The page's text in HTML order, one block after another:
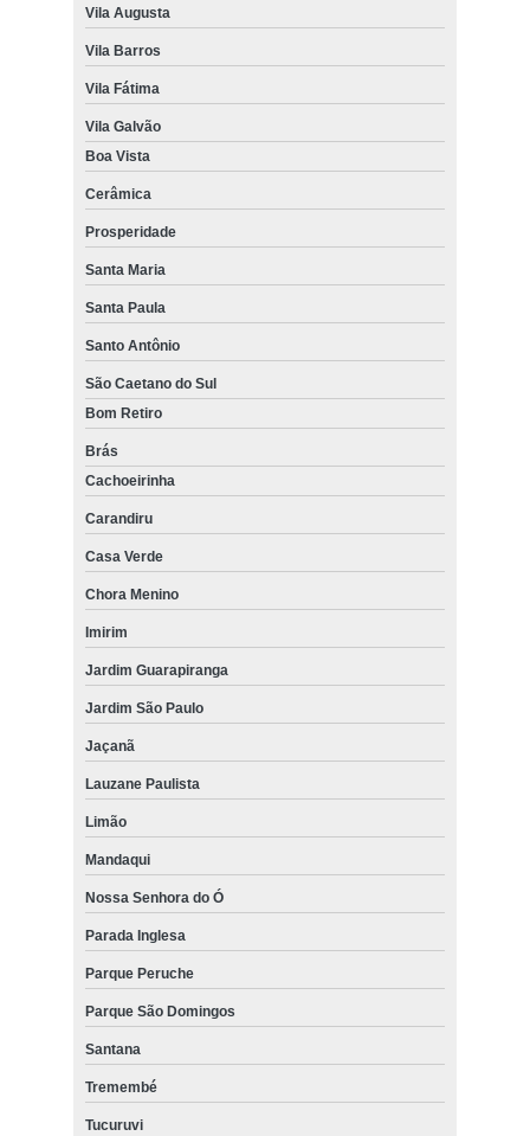
Vila Augusta
Vila Barros
Vila Fátima
Vila Galvão
Boa Vista
Cerâmica
Prosperidade
Santa Maria
Santa Paula
Santo Antônio
São Caetano do Sul
Bom Retiro
Brás
Cachoeirinha
Carandiru
Casa Verde
Chora Menino
Imirim
Jardim Guarapiranga
Jardim São Paulo
Jaçanã
Lauzane Paulista
Limão
Mandaqui
Nossa Senhora do Ó
Parada Inglesa
Parque Peruche
Parque São Domingos
Santana
Tremembé
Tucuruvi